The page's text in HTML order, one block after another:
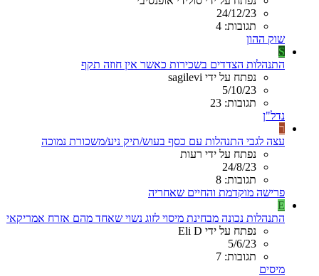
24/12/23
תגובות: 4
שוק ההון
S
התנהלות הצדדים בשכירות כאשר אין חוזה תקף
נפתח על ידי sagilevi
5/10/23
תגובות: 23
נדל"ן
ר
עצה לגבי התנהלות עם כסף בעוש/תיק ניע/משכורת נמוכה
נפתח על ידי רעות
24/8/23
תגובות: 8
פרישה מוקדמת והחיים שאחריה
E
התנהלות נכונה מבחינת מיסוי לזוג נשוי שאחד מהם אזרח אמריקאי
נפתח על ידי Eli D
5/6/23
תגובות: 7
מיסים